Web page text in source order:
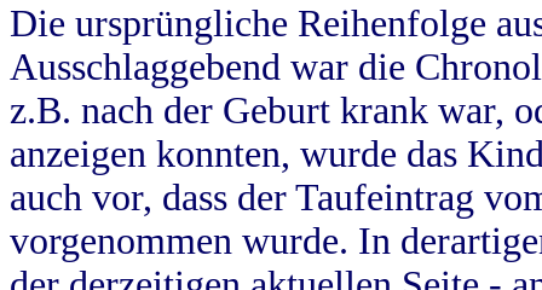
Die ursprüngliche Reihenfolge
Ausschlaggebend war die
z.B. nach der Geburt krank war,
anzeigen konnten, wurde das
auch vor, dass der Taufeintrag
vorgenommen wurde. In